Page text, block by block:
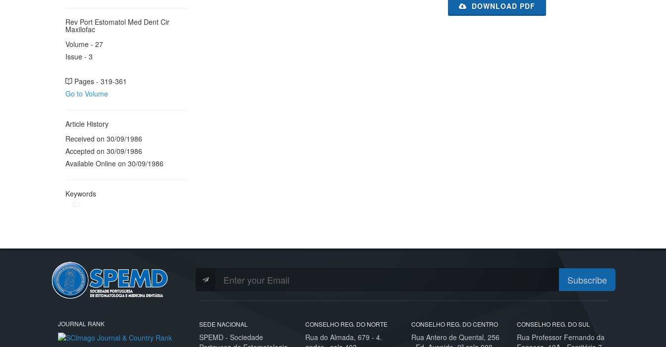
Rev Port Estomatol Med Dent Cir
Maxilofac
Volume - 27
Issue - 3
Pages - 319-361
Go to Volume
Article History
Received on 30/09/1986
Accepted on 30/09/1986
Available Online on 30/09/1986
Keywords
DOWNLOAD PDF
Subscribe
JOURNAL RANK SEDE NACIONAL
SPEMD - Sociedade
CONSELHO REG. DO NORTE
Rua do Almada, 679 - 4.
CONSELHO REG. DO CENTRO
Rua Antero de Quental, 256
CONSELHO REG. DO SUL
Rua Professor Fernando da